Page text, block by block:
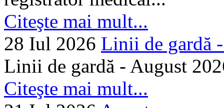
Citeşte mai mult...
28 Iul 2026 Linii de gardă
Linii de gardă - August
Citeşte mai mult...